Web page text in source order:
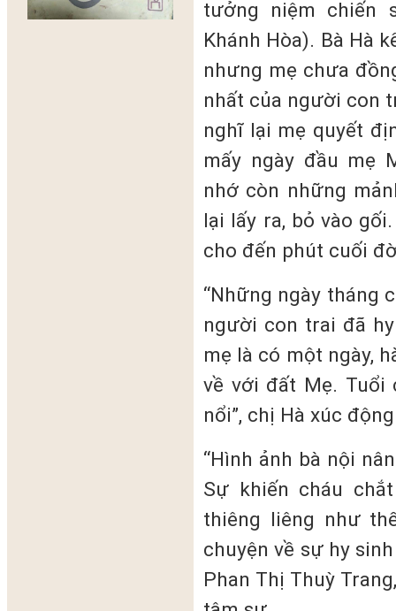
tưởng niệm chiến
Khánh Hòa). Bà Hà
nhưng mẹ chưa
nhất của người con
nghĩ lại mẹ quyết
mấy ngày đầu mẹ
nhớ còn những
lại lấy ra, bỏ vào
cho đến phút cuối
“Những ngày tháng
người con trai đã
mẹ là có một ngày,
về với đất Mẹ. Tuổi
nổi”, chị Hà xúc
“Hình ảnh bà nội
Sự khiến cháu
thiêng liêng như
chuyện về sự hy
Phan Thị Thuỳ